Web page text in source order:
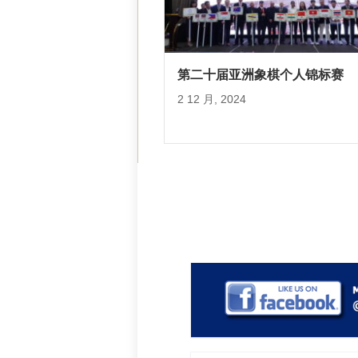
第二十届亚洲象棋个人锦标赛
2 12 月, 2024